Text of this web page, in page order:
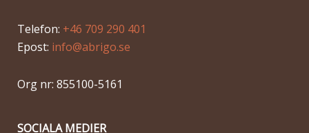
Telefon: +46 709 290 401
Epost: info@abrigo.se
Org nr: 855100-5161
SOCIALA MEDIER